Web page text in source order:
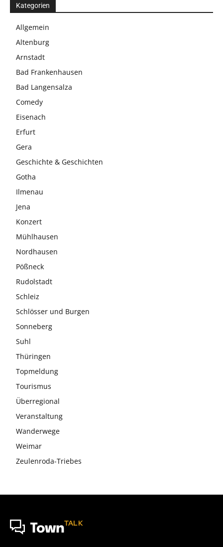
Kategorien
Allgemein
Altenburg
Arnstadt
Bad Frankenhausen
Bad Langensalza
Comedy
Eisenach
Erfurt
Gera
Geschichte & Geschichten
Gotha
Ilmenau
Jena
Konzert
Mühlhausen
Nordhausen
Pößneck
Rudolstadt
Schleiz
Schlösser und Burgen
Sonneberg
Suhl
Thüringen
Topmeldung
Tourismus
Überregional
Veranstaltung
Wanderwege
Weimar
Zeulenroda-Triebes
TownTALK